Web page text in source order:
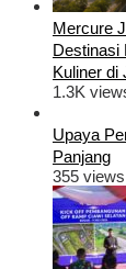
Mercure
Destinasi
Kuliner di
1.3K
Upaya
Panjang
355 views